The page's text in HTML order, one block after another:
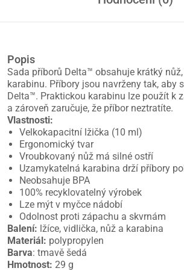
Popis
Sada příborů Delta™ obsahuje krátký
karabinu. Příbory jsou navrženy tak, aby
Delta™. Praktickou karabinu lze použít k
a zároveň zaručuje, že příbor neztratíte.
Vlastnosti:
Velkokapacitní lžička (10 ml)
Ergonomický tvar
Vroubkovaný nůž má silné ostří
Uzamykatelná karabina drží příbory
Neobsahuje BPA
100% recyklovatelný výrobek
Lze mýt v myčce nádobí
Odolnost proti zápachu a skvrnám
Balení: lžíce, vidlička, nůž a karabina
Materiál: polypropylen
Barva: tmavě šedá
Hmotnost: 29 g